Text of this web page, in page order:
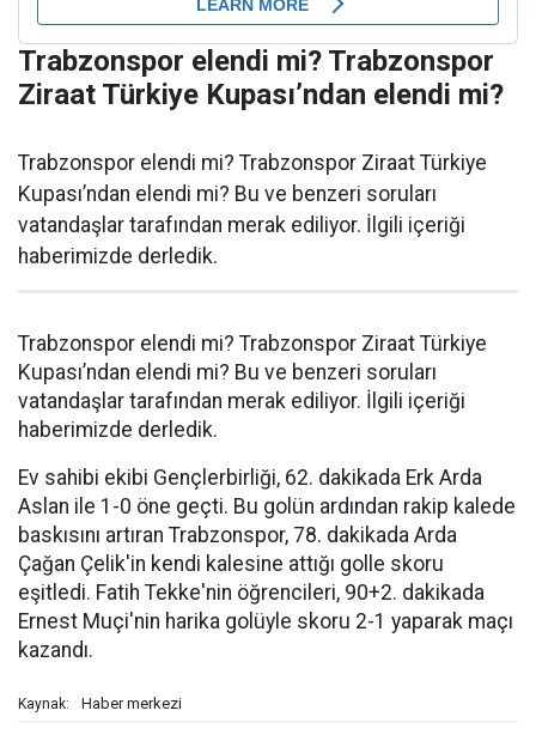
Trabzonspor elendi mi? Trabzonspor
Ziraat Türkiye Kupası’ndan elendi mi?
Trabzonspor elendi mi? Trabzonspor Ziraat Türkiye
Kupası’ndan elendi mi? Bu ve benzeri soruları
vatandaşlar tarafından merak ediliyor. İlgili içeriği
haberimizde derledik.
Trabzonspor elendi mi? Trabzonspor Ziraat Türkiye
Kupası’ndan elendi mi? Bu ve benzeri soruları
vatandaşlar tarafından merak ediliyor. İlgili içeriği
haberimizde derledik.
Ev sahibi ekibi Gençlerbirliği, 62. dakikada Erk Arda
Aslan ile 1-0 öne geçti. Bu golün ardından rakip kalede
baskısını artıran Trabzonspor, 78. dakikada Arda
Çağan Çelik'in kendi kalesine attığı golle skoru
eşitledi. Fatih Tekke'nin öğrencileri, 90+2. dakikada
Ernest Muçi'nin harika golüyle skoru 2-1 yaparak maçı
kazandı.
Kaynak: Haber merkezi